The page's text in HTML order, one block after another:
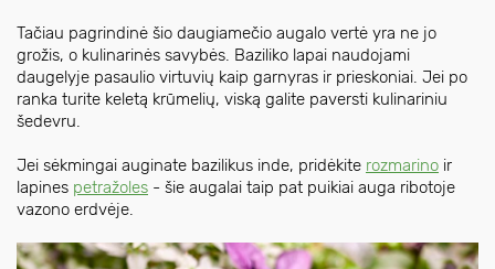
Tačiau pagrindinė šio daugiamečio augalo vertė yra ne jo
grožis, o kulinarinės savybės. Baziliko lapai naudojami
daugelyje pasaulio virtuvių kaip garnyras ir prieskoniai. Jei po
ranka turite keletą krūmelių, viską galite paversti kulinariniu
šedevru.
Jei sėkmingai auginate bazilikus inde, pridėkite rozmarino ir
lapines petražoles - šie augalai taip pat puikiai auga ribotoje
vazono erdvėje.